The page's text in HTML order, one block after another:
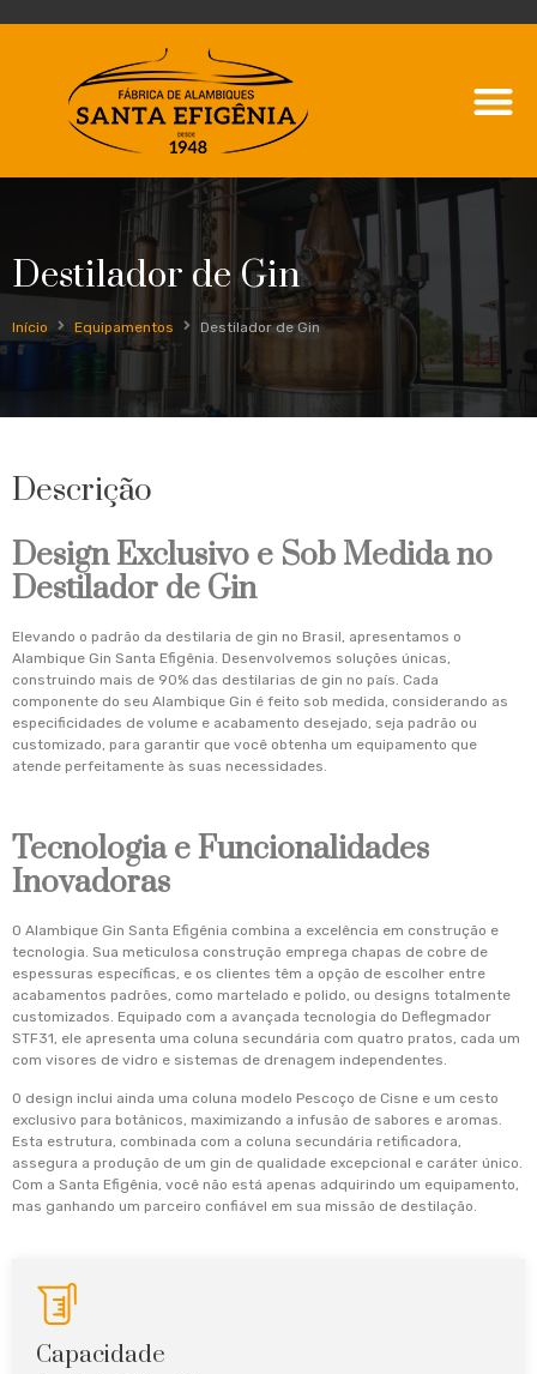
Destilador de Gin
Início Equipamentos Destilador de Gin
Descrição
Design Exclusivo e Sob Medida no
Destilador de Gin
Elevando o padrão da destilaria de gin no Brasil, apresentamos o
Alambique Gin Santa Efigênia. Desenvolvemos soluções únicas,
construindo mais de 90% das destilarias de gin no país. Cada
componente do seu Alambique Gin é feito sob medida, considerando as
especificidades de volume e acabamento desejado, seja padrão ou
customizado, para garantir que você obtenha um equipamento que
atende perfeitamente às suas necessidades.
Tecnologia e Funcionalidades
Inovadoras
O Alambique Gin Santa Efigênia combina a excelência em construção e
tecnologia. Sua meticulosa construção emprega chapas de cobre de
espessuras específicas, e os clientes têm a opção de escolher entre
acabamentos padrões, como martelado e polido, ou designs totalmente
customizados. Equipado com a avançada tecnologia do Deflegmador
STF31, ele apresenta uma coluna secundária com quatro pratos, cada um
com visores de vidro e sistemas de drenagem independentes.
O design inclui ainda uma coluna modelo Pescoço de Cisne e um cesto
exclusivo para botânicos, maximizando a infusão de sabores e aromas.
Esta estrutura, combinada com a coluna secundária retificadora,
assegura a produção de um gin de qualidade excepcional e caráter único.
Com a Santa Efigênia, você não está apenas adquirindo um equipamento,
mas ganhando um parceiro confiável em sua missão de destilação.
Capacidade